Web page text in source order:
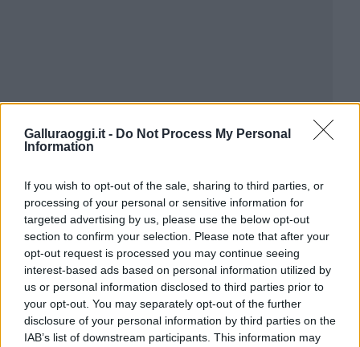
Galluraoggi.it - Do Not Process My Personal
Information
If you wish to opt-out of the sale, sharing to third parties, or
processing of your personal or sensitive information for
targeted advertising by us, please use the below opt-out
section to confirm your selection. Please note that after your
opt-out request is processed you may continue seeing
interest-based ads based on personal information utilized by
us or personal information disclosed to third parties prior to
your opt-out. You may separately opt-out of the further
disclosure of your personal information by third parties on the
IAB’s list of downstream participants. This information may